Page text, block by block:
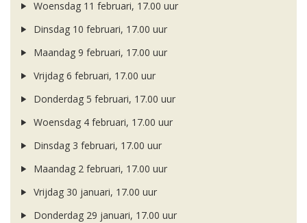
Woensdag 11 februari, 17.00 uur
Dinsdag 10 februari, 17.00 uur
Maandag 9 februari, 17.00 uur
Vrijdag 6 februari, 17.00 uur
Donderdag 5 februari, 17.00 uur
Woensdag 4 februari, 17.00 uur
Dinsdag 3 februari, 17.00 uur
Maandag 2 februari, 17.00 uur
Vrijdag 30 januari, 17.00 uur
Donderdag 29 januari, 17.00 uur